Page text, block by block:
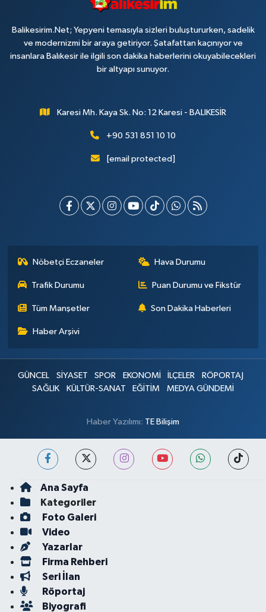
Balikesirim.Net; Yepyeni temasıyla sizleri buluştururken, sadelik
ve modernizmi bir araya getiriyor. Şatafattan kaçınıyor ve
insanlara Balıkesir ile ilgili son dakika haberlerini okuyabilecekleri
bir altyapı sunuyor.
Karesi Mh. Kaya Sk. No: 12 Karesi - BALIKESİR
+90 531 851 10 10
[email protected]
Nöbetçi Eczaneler Hava Durumu
Trafik Durumu Puan Durumu ve Fikstür
Tüm Manşetler Son Dakika Haberleri
Haber Arşivi
GÜNCEL SİYASET SPOR EKONOMİ İLÇELER
RÖPORTAJ
SAĞLIK
KÜLTÜR-SANAT EĞİTİM MEDYA GÜNDEMİ
Haber Yazılımı: TE Bilişim
Ana Sayfa
Kategoriler
Foto Galeri
Video
Yazarlar
Firma Rehberi
Seri İlan
Röportaj
Biyografi